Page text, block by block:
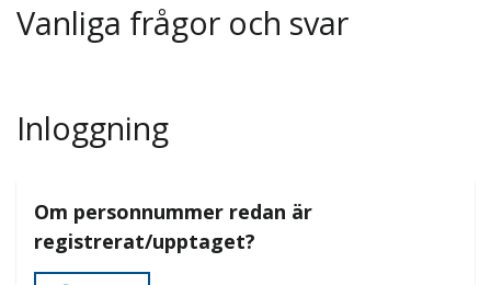
Vanliga frågor och svar
Inloggning
Om personnummer redan är
registrerat/upptaget?